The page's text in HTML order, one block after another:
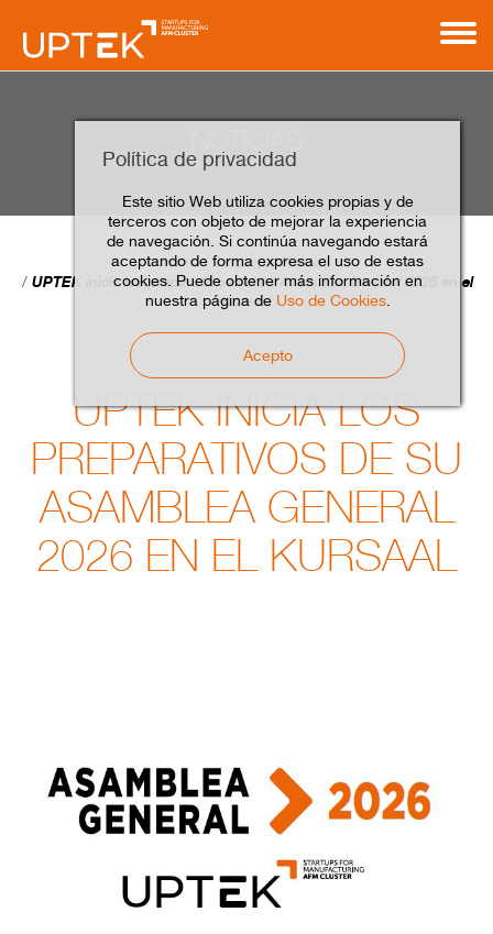
Política de privacidad
Este sitio Web utiliza cookies propias y de
terceros con objeto de mejorar la experiencia
de navegación. Si continúa navegando estará
aceptando de forma expresa el uso de estas
cookies. Puede obtener más información en
nuestra página de Uso de Cookies.
Acepto
Home Contacto Noticias
UPTEK inicia los preparativos de su Asamblea General 2026 en el
Kursaal
UPTEK INICIA LOS
PREPARATIVOS DE SU
ASAMBLEA GENERAL
2026 EN EL KURSAAL